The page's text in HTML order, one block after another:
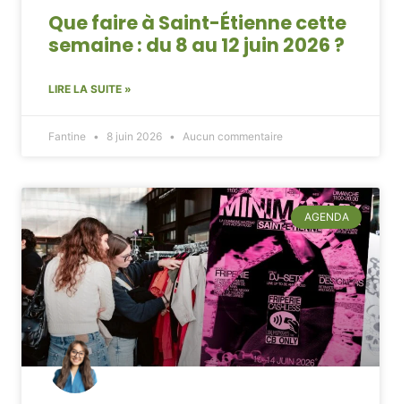
Que faire à Saint-Étienne cette
semaine : du 8 au 12 juin 2026 ?
LIRE LA SUITE »
Fantine 8 juin 2026 Aucun commentaire
AGENDA